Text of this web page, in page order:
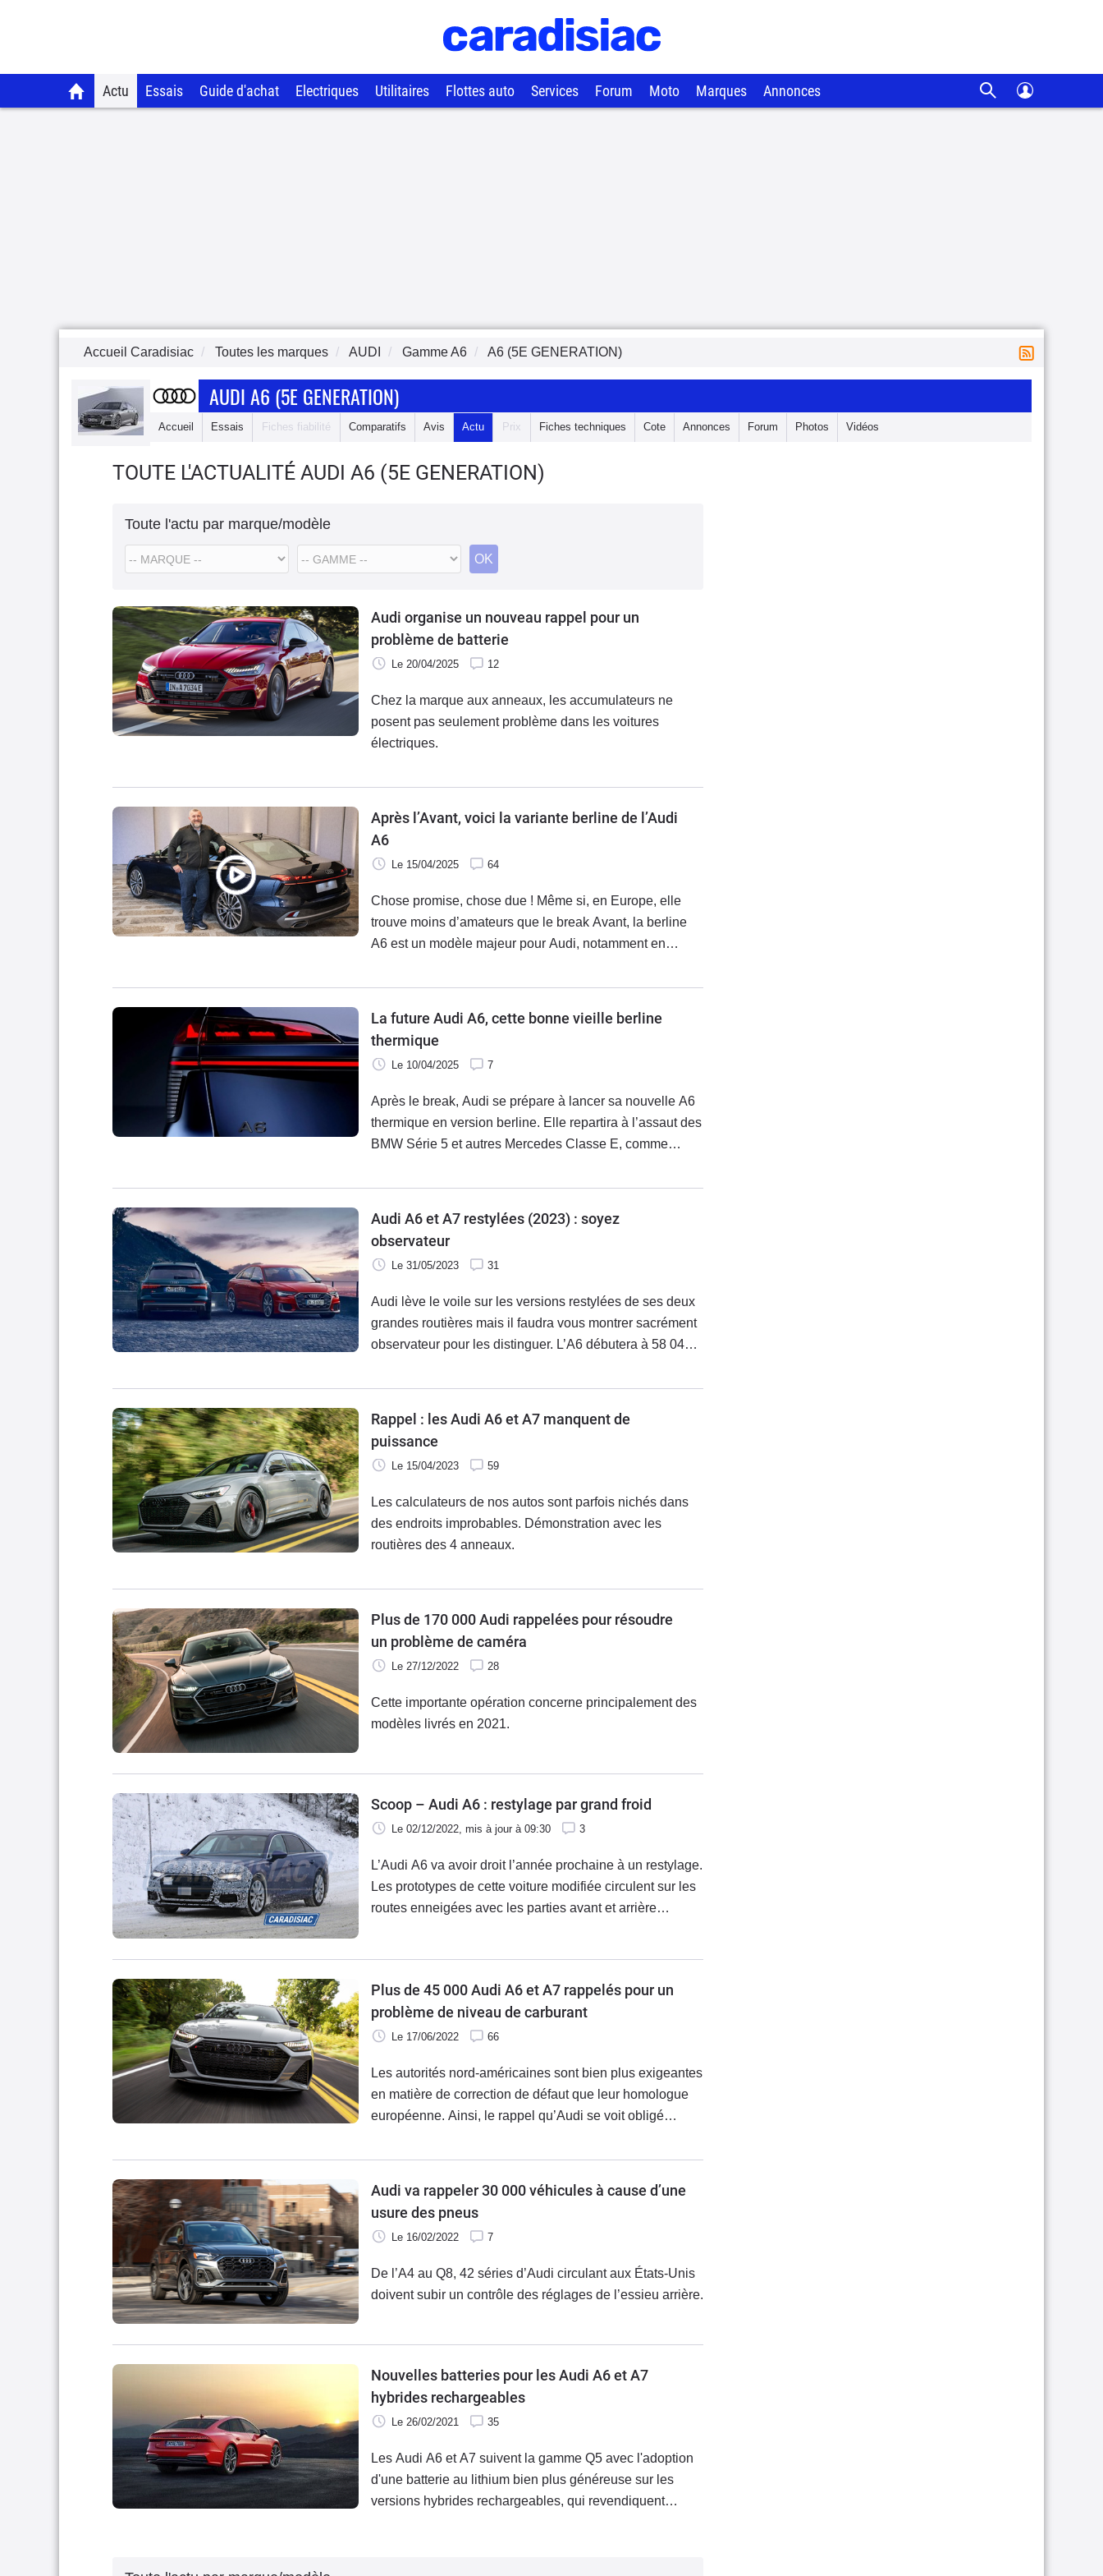
Actu Essais Guide d'achat Electriques Utilitaires Flottes auto Services Forum Moto Marques Annonces
Accueil Caradisiac Toutes les marques AUDI GammeA6 A6 (5E GENERATION)
AUDI A6 (5E GENERATION)
Accueil Essais Fiches fiabilité Comparatifs Avis Actu Prix Fiches techniques Cote Annonces Forum Photos Vidéos
TOUTE L'ACTUALITÉ AUDI A6 (5E GENERATION)
Toute l'actu par marque/modèle
OK
Audi organise un nouveau rappel pour un
problème de batterie
Le 20/04/2025 12
Chez la marque aux anneaux, les accumulateurs ne
posent pas seulement problème dans les voitures
électriques.
Après l’Avant, voici la variante berline de l’Audi
A6
Le 15/04/2025 64
Chose promise, chose due ! Même si, en Europe, elle
trouve moins d’amateurs que le break Avant, la berline
A6 est un modèle majeur pour Audi, notamment en
pour la 6e fois, en adoptant un positionnement assez
La future Audi A6, cette bonne vieille berline
thermique
Le 10/04/2025 7
Après le break, Audi se prépare à lancer sa nouvelle A6
thermique en version berline. Elle repartira à l’assaut des
BMW Série 5 et autres Mercedes Classe E, comme
Audi A6 et A7 restylées (2023) : soyez
observateur
Le 31/05/2023 31
Audi lève le voile sur les versions restylées de ses deux
grandes routières mais il faudra vous montrer sacrément
observateur pour les distinguer. L’A6 débutera à 58 040€
2023.
Rappel : les Audi A6 et A7 manquent de
puissance
Le 15/04/2023 59
Les calculateurs de nos autos sont parfois nichés dans
des endroits improbables. Démonstration avec les
routières des 4 anneaux.
Plus de 170 000 Audi rappelées pour résoudre
un problème de caméra
Le 27/12/2022 28
Cette importante opération concerne principalement des
modèles livrés en 2021.
Scoop – Audi A6 : restylage par grand froid
Le 02/12/2022, mis à jour à 09:30 3
L’Audi A6 va avoir droit l’année prochaine à un restylage.
Les prototypes de cette voiture modifiée circulent sur les
routes enneigées avec les parties avant et arrière
Plus de 45 000 Audi A6 et A7 rappelés pour un
problème de niveau de carburant
Le 17/06/2022 66
Les autorités nord-américaines sont bien plus exigeantes
en matière de correction de défaut que leur homologue
européenne. Ainsi, le rappel qu’Audi se voit obligé
sous les radars chez nous.
Audi va rappeler 30 000 véhicules à cause d’une
usure des pneus
Le 16/02/2022 7
De l’A4 au Q8, 42 séries d’Audi circulant aux États-Unis
doivent subir un contrôle des réglages de l’essieu arrière.
Nouvelles batteries pour les Audi A6 et A7
hybrides rechargeables
Le 26/02/2021 35
Les Audi A6 et A7 suivent la gamme Q5 avec l'adoption
d'une batterie au lithium bien plus généreuse sur les
versions hybrides rechargeables, qui revendiquent